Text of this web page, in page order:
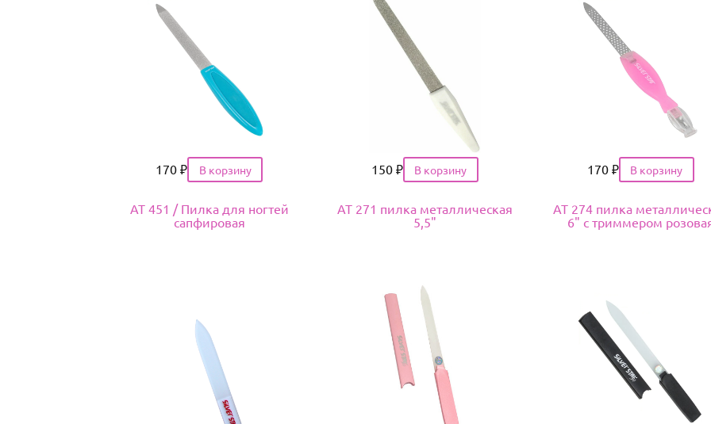
Цена
170 ₽
АТ 451 / Пилка для ногтей
сапфировая
Цена
150 ₽
АТ 271 пилка металлическая
5,5"
Цена
170 ₽
АТ 274 пилка
6" с триммером